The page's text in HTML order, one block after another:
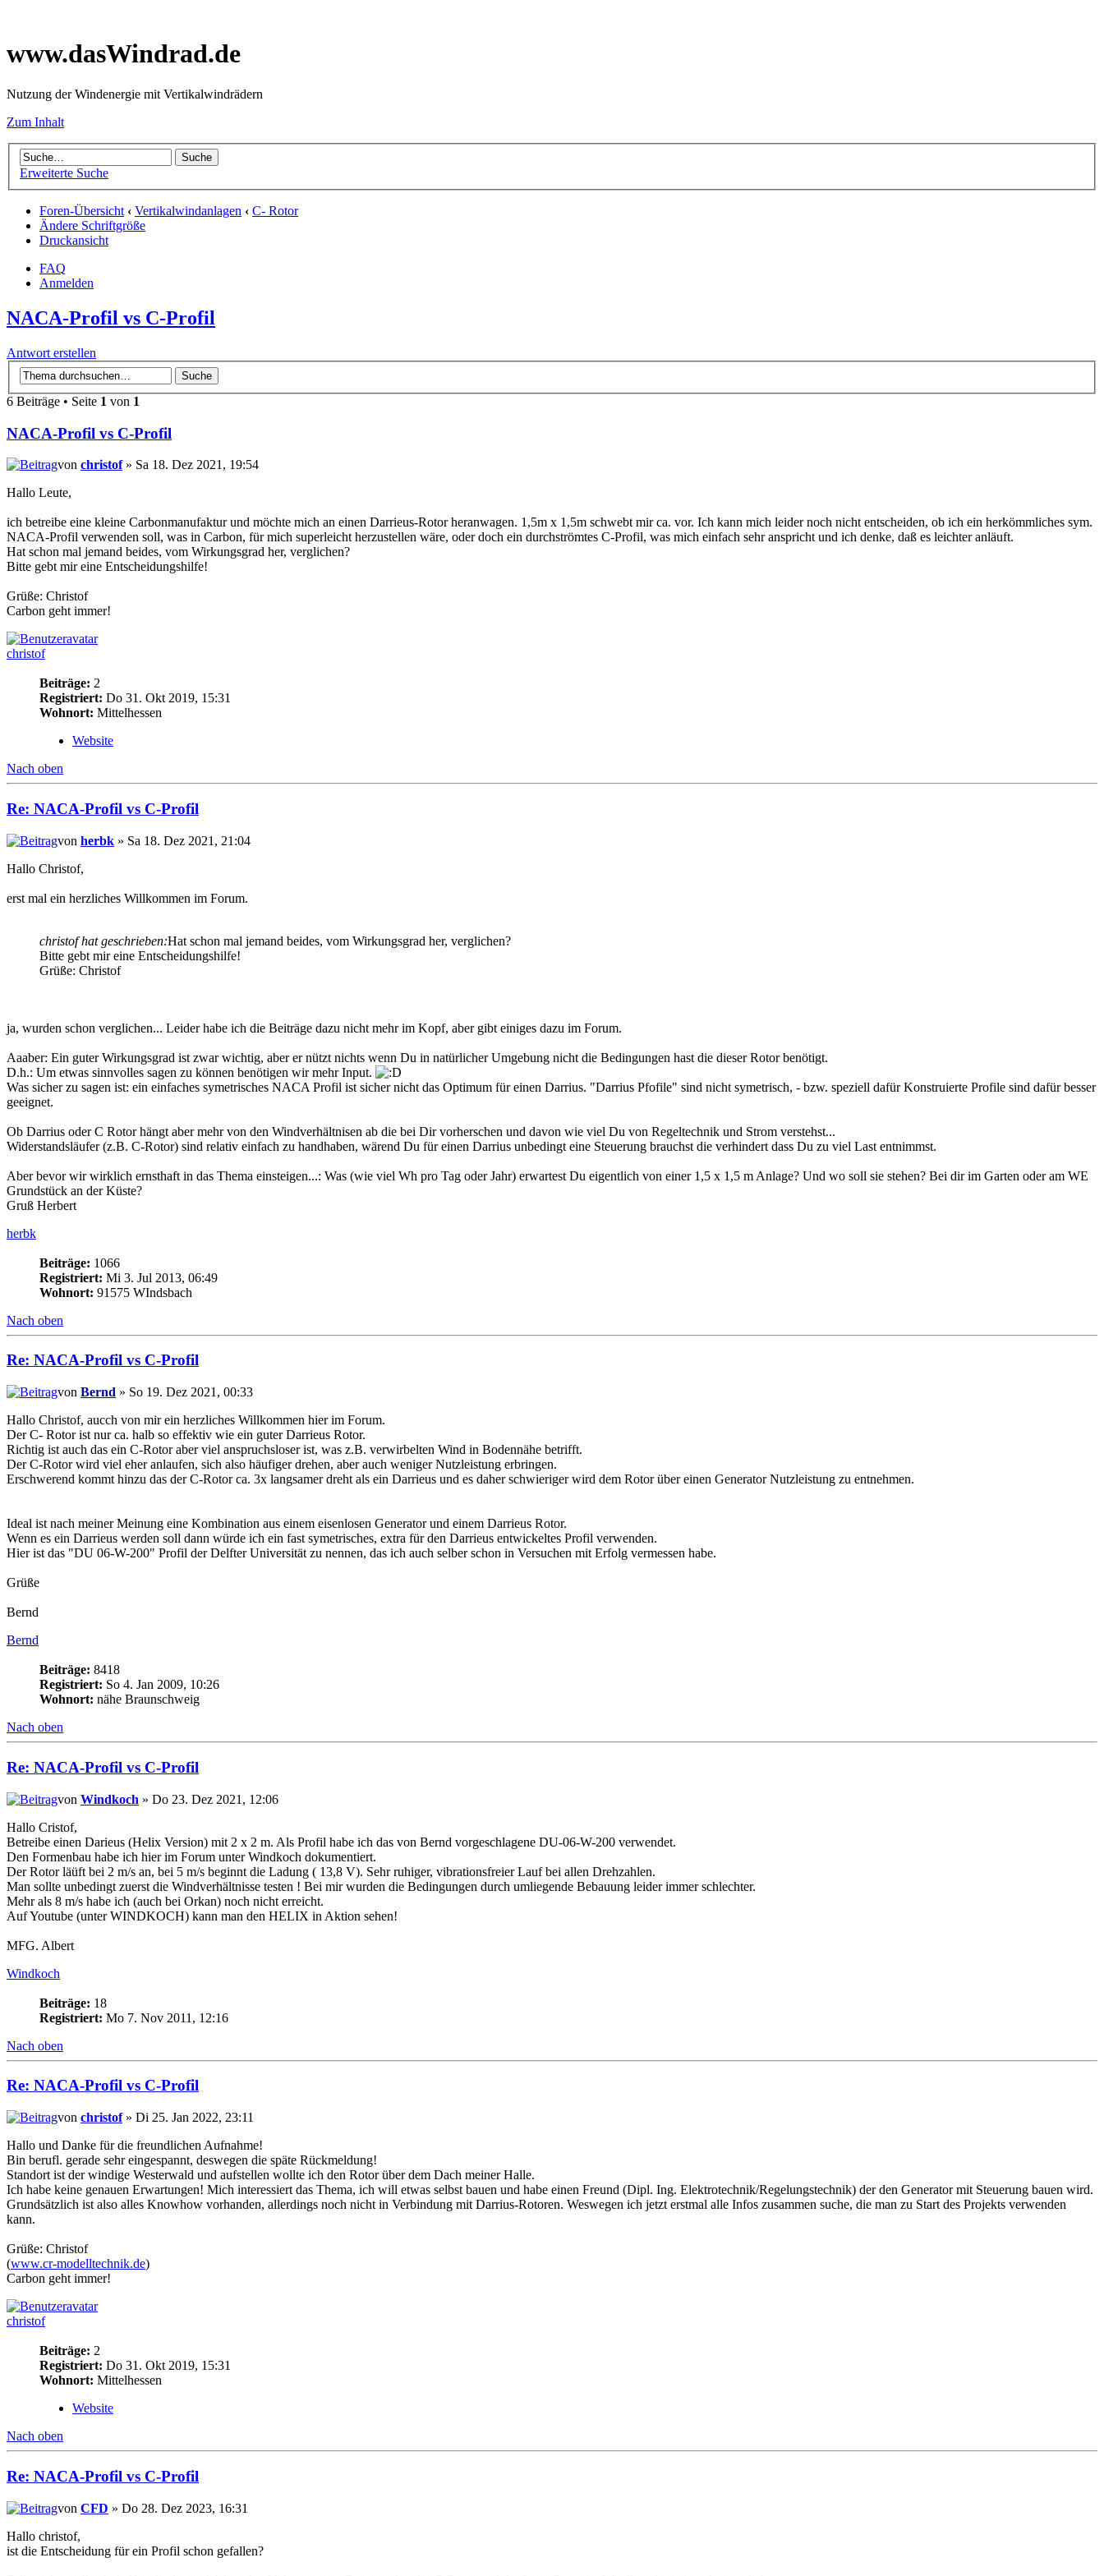
www.dasWindrad.de
Nutzung der Windenergie mit Vertikalwindrädern
Zum Inhalt
Erweiterte Suche
Foren-Übersicht ‹ Vertikalwindanlagen ‹ C- Rotor
Ändere Schriftgröße
Druckansicht
FAQ
Anmelden
NACA-Profil vs C-Profil
Antwort erstellen
6 Beiträge • Seite 1 von 1
NACA-Profil vs C-Profil
von christof» Sa 18. Dez 2021, 19:54
Hallo Leute,
ich betreibe eine kleine Carbonmanufaktur und möchte mich an einen Darrieus-Rotor heranwagen. 1,5m x 1,5m schwebt mir ca. vor. Ich kann mich leider noch nicht entscheiden, ob ich ein herkömmliches sym.
NACA-Profil verwenden soll, was in Carbon, für mich superleicht herzustellen wäre, oder doch ein durchströmtes C-Profil, was mich einfach sehr anspricht und ich denke, daß es leichter anläuft.
Hat schon mal jemand beides, vom Wirkungsgrad her, verglichen?
Bitte gebt mir eine Entscheidungshilfe!
Grüße: Christof
Carbon geht immer!
christof
Beiträge: 2
Registriert: Do 31. Okt 2019, 15:31
Wohnort: Mittelhessen
Website
Nach oben
Re: NACA-Profil vs C-Profil
von herbk » Sa 18. Dez 2021, 21:04
Hallo Christof,
erst mal ein herzliches Willkommen im Forum.
christof hat geschrieben:Hat schon mal jemand beides, vom Wirkungsgrad her, verglichen?
Bitte gebt mir eine Entscheidungshilfe!
Grüße: Christof
ja, wurden schon verglichen... Leider habe ich die Beiträge dazu nicht mehr im Kopf, aber gibt einiges dazu im Forum.
Aaaber: Ein guter Wirkungsgrad ist zwar wichtig, aber er nützt nichts wenn Du in natürlicher Umgebung nicht die Bedingungen hast die dieser Rotor benötigt.
D.h.: Um etwas sinnvolles sagen zu können benötigen wir mehr Input.
Was sicher zu sagen ist: ein einfaches symetrisches NACA Profil ist sicher nicht das Optimum für einen Darrius. "Darrius Pfofile" sind nicht symetrisch, - bzw. speziell dafür Konstruierte Profile sind dafür besser
geeignet.
Ob Darrius oder C Rotor hängt aber mehr von den Windverhältnisen ab die bei Dir vorherschen und davon wie viel Du von Regeltechnik und Strom verstehst...
Widerstandsläufer (z.B. C-Rotor) sind relativ einfach zu handhaben, wärend Du für einen Darrius unbedingt eine Steuerung brauchst die verhindert dass Du zu viel Last entnimmst.
Aber bevor wir wirklich ernsthaft in das Thema einsteigen...: Was (wie viel Wh pro Tag oder Jahr) erwartest Du eigentlich von einer 1,5 x 1,5 m Anlage? Und wo soll sie stehen? Bei dir im Garten oder am WE
Grundstück an der Küste?
Gruß Herbert
herbk
Beiträge: 1066
Registriert: Mi 3. Jul 2013, 06:49
Wohnort: 91575 WIndsbach
Nach oben
Re: NACA-Profil vs C-Profil
von Bernd » So 19. Dez 2021, 00:33
Hallo Christof, aucch von mir ein herzliches Willkommen hier im Forum.
Der C- Rotor ist nur ca. halb so effektiv wie ein guter Darrieus Rotor.
Richtig ist auch das ein C-Rotor aber viel anspruchsloser ist, was z.B. verwirbelten Wind in Bodennähe betrifft.
Der C-Rotor wird viel eher anlaufen, sich also häufiger drehen, aber auch weniger Nutzleistung erbringen.
Erschwerend kommt hinzu das der C-Rotor ca. 3x langsamer dreht als ein Darrieus und es daher schwieriger wird dem Rotor über einen Generator Nutzleistung zu entnehmen.
Ideal ist nach meiner Meinung eine Kombination aus einem eisenlosen Generator und einem Darrieus Rotor.
Wenn es ein Darrieus werden soll dann würde ich ein fast symetrisches, extra für den Darrieus entwickeltes Profil verwenden.
Hier ist das "DU 06-W-200" Profil der Delfter Universität zu nennen, das ich auch selber schon in Versuchen mit Erfolg vermessen habe.
Grüße
Bernd
Bernd
Beiträge: 8418
Registriert: So 4. Jan 2009, 10:26
Wohnort: nähe Braunschweig
Nach oben
Re: NACA-Profil vs C-Profil
von Windkoch » Do 23. Dez 2021, 12:06
Hallo Cristof,
Betreibe einen Darieus (Helix Version) mit 2 x 2 m. Als Profil habe ich das von Bernd vorgeschlagene DU-06-W-200 verwendet.
Den Formenbau habe ich hier im Forum unter Windkoch dokumentiert.
Der Rotor läüft bei 2 m/s an, bei 5 m/s beginnt die Ladung ( 13,8 V). Sehr ruhiger, vibrationsfreier Lauf bei allen Drehzahlen.
Man sollte unbedingt zuerst die Windverhältnisse testen ! Bei mir wurden die Bedingungen durch umliegende Bebauung leider immer schlechter.
Mehr als 8 m/s habe ich (auch bei Orkan) noch nicht erreicht.
Auf Youtube (unter WINDKOCH) kann man den HELIX in Aktion sehen!
MFG. Albert
Windkoch
Beiträge: 18
Registriert: Mo 7. Nov 2011, 12:16
Nach oben
Re: NACA-Profil vs C-Profil
von christof» Di 25. Jan 2022, 23:11
Hallo und Danke für die freundlichen Aufnahme!
Bin berufl. gerade sehr eingespannt, deswegen die späte Rückmeldung!
Standort ist der windige Westerwald und aufstellen wollte ich den Rotor über dem Dach meiner Halle.
Ich habe keine genauen Erwartungen! Mich interessiert das Thema, ich will etwas selbst bauen und habe einen Freund (Dipl. Ing. Elektrotechnik/Regelungstechnik) der den Generator mit Steuerung bauen wird.
Grundsätzlich ist also alles Knowhow vorhanden, allerdings noch nicht in Verbindung mit Darrius-Rotoren. Weswegen ich jetzt erstmal alle Infos zusammen suche, die man zu Start des Projekts verwenden
kann.
Grüße: Christof
(www.cr-modelltechnik.de)
Carbon geht immer!
christof
Beiträge: 2
Registriert: Do 31. Okt 2019, 15:31
Wohnort: Mittelhessen
Website
Nach oben
Re: NACA-Profil vs C-Profil
von CFD » Do 28. Dez 2023, 16:31
Hallo christof,
ist die Entscheidung für ein Profil schon gefallen?